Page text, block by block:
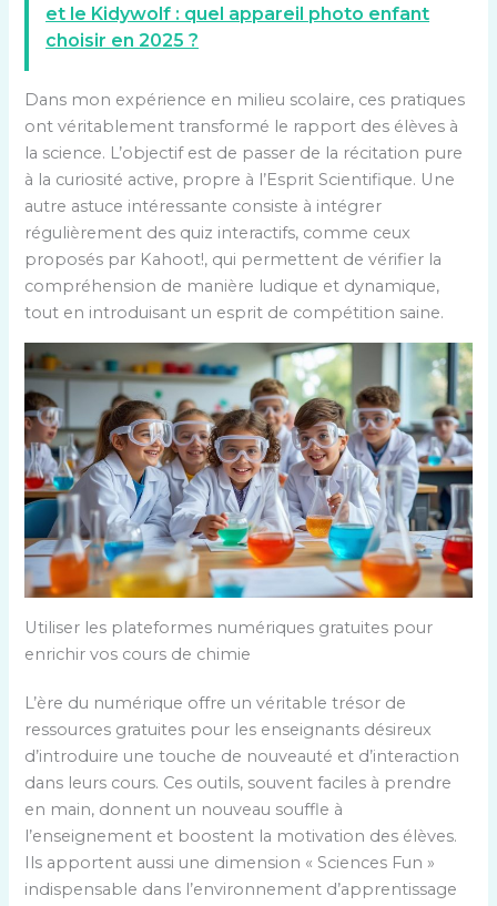
et le Kidywolf : quel appareil photo enfant
choisir en 2025 ?
Dans mon expérience en milieu scolaire, ces pratiques
ont véritablement transformé le rapport des élèves à
la science. L’objectif est de passer de la récitation pure
à la curiosité active, propre à l’Esprit Scientifique. Une
autre astuce intéressante consiste à intégrer
régulièrement des quiz interactifs, comme ceux
proposés par Kahoot!, qui permettent de vérifier la
compréhension de manière ludique et dynamique,
tout en introduisant un esprit de compétition saine.
Utiliser les plateformes numériques gratuites pour
enrichir vos cours de chimie
L’ère du numérique offre un véritable trésor de
ressources gratuites pour les enseignants désireux
d’introduire une touche de nouveauté et d’interaction
dans leurs cours. Ces outils, souvent faciles à prendre
en main, donnent un nouveau souffle à
l’enseignement et boostent la motivation des élèves.
Ils apportent aussi une dimension « Sciences Fun »
indispensable dans l’environnement d’apprentissage